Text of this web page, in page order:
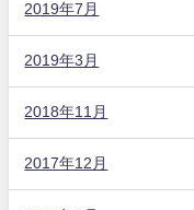
2019年7月
2019年3月
2018年11月
2017年12月